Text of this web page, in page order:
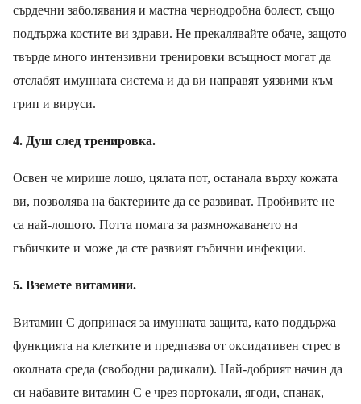
сърдечни заболявания и мастна чернодробна болест, също
поддържа костите ви здрави. Не прекалявайте обаче, защото
твърде много интензивни тренировки всъщност могат да
отслабят имунната система и да ви направят уязвими към
грип и вируси.
4. Душ след тренировка.
Освен че мирише лошо, цялата пот, останала върху кожата
ви, позволява на бактериите да се развиват. Пробивите не
са най-лошото. Потта помага за размножаването на
гъбичките и може да сте развият гъбични инфекции.
5. Вземете витамини.
Витамин С допринася за имунната защита, като поддържа
функцията на клетките и предпазва от оксидативен стрес в
околната среда (свободни радикали). Най-добрият начин да
си набавите витамин С е чрез портокали, ягоди, спанак,